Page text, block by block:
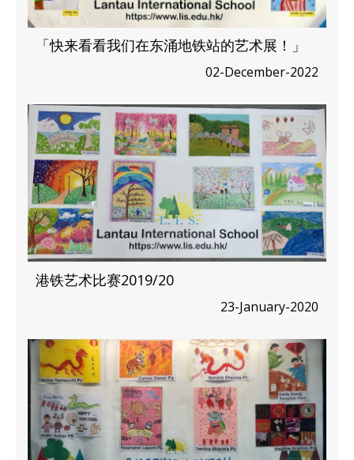
「快来看看我们在东涌地铁站的艺术展！」
02-December-2022
港铁艺术比赛2019/20
23-January-2020